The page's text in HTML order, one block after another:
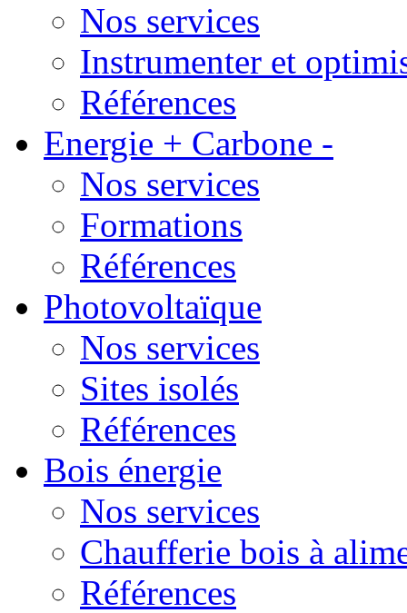
Nos services
Instrumenter et
Références
Energie + Carbone -
Nos services
Formations
Références
Photovoltaïque
Nos services
Sites isolés
Références
Bois énergie
Nos services
Chaufferie bois à
Références